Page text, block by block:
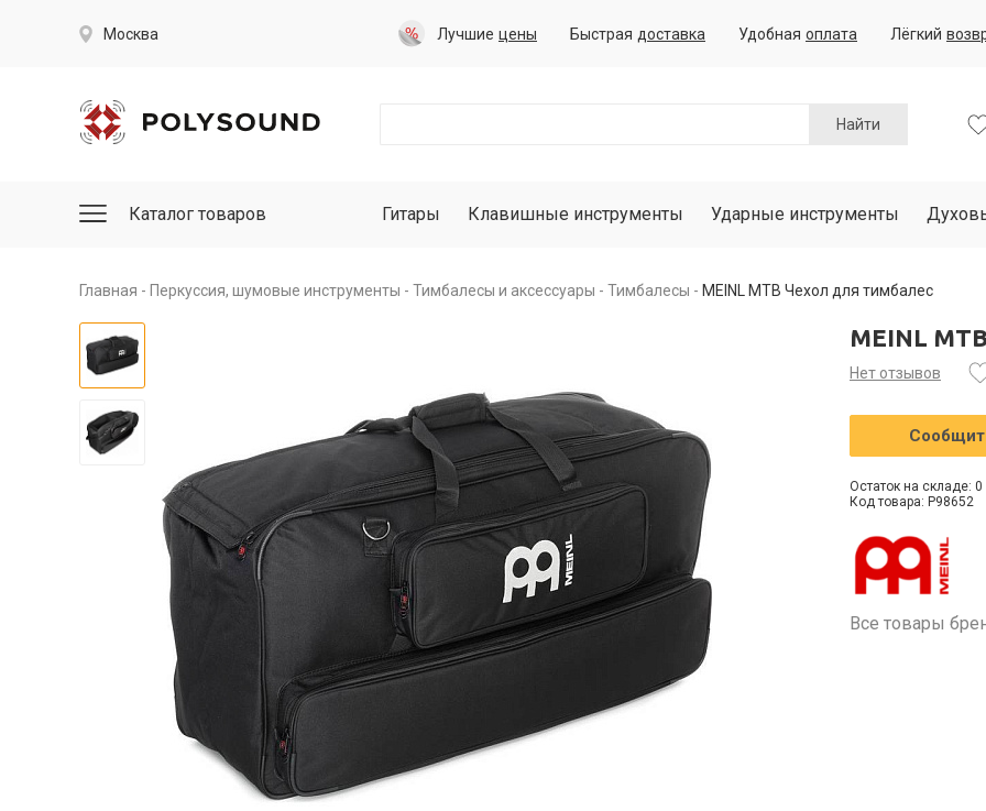
Москва Лучшие цены Быстрая доставка Удобная оплата Лёгкий
Найти
Каталог товаров Гитары Клавишные инструменты Ударные инструменты
Главная Перкуссия, шумовые инструменты Тимбалесы и аксессуары Тимбалесы MEINL MTB Чехол для тимбалес
MEINL
Нет отзывов
Остаток на складе: 0
Код товара: P98652
Все товары